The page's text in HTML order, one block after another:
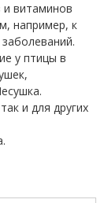
витаминов
например, к
у птицы в
и для других